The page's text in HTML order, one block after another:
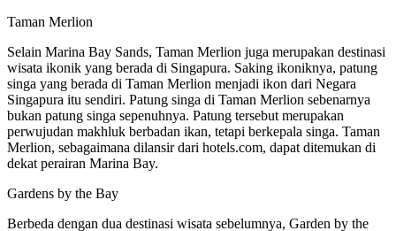
Taman Merlion
Selain Marina Bay Sands, Taman Merlion juga merupakan destinasi
wisata ikonik yang berada di Singapura. Saking ikoniknya, patung
singa yang berada di Taman Merlion menjadi ikon dari Negara
Singapura itu sendiri. Patung singa di Taman Merlion sebenarnya
bukan patung singa sepenuhnya. Patung tersebut merupakan
perwujudan makhluk berbadan ikan, tetapi berkepala singa. Taman
Merlion, sebagaimana dilansir dari hotels.com, dapat ditemukan di
dekat perairan Marina Bay.
Gardens by the Bay
Berbeda dengan dua destinasi wisata sebelumnya, Garden by the